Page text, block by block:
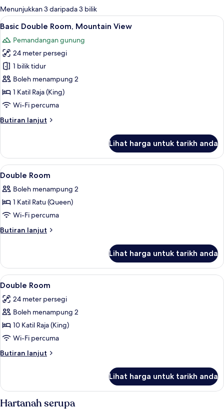
tersedia
untuk
bilik
Menunjukkan 3 daripada 3 bilik
Lihat
semua
foto
untuk
Basic
Double
Room,
Mountain
Basic Double Room, Mountain
1
Basic Double Room, Mountain View
Pemandangan gunung
24 meter persegi
1 bilik tidur
Boleh menampung 2
1 Katil Raja (King)
Wi-Fi percuma
Butiran lanjut
Butiran
Double
Room,
Mountain
Lihat harga untuk tarikh anda
Lihat
semua
foto
untuk
Double
Room
Meja, ruang kerja komputer riba, Wi-
9
Double Room
Boleh menampung 2
1 Katil Ratu (Queen)
Wi-Fi percuma
Butiran lanjut
Butiran
Room
Lihat harga untuk tarikh anda
Lihat
semua
foto
untuk
Double
Room
Meja, ruang kerja komputer riba, Wi-
8
Double Room
24 meter persegi
Boleh menampung 2
10 Katil Raja (King)
Wi-Fi percuma
Butiran lanjut
Butiran
Room
Lihat harga untuk tarikh anda
Hartanah serupa